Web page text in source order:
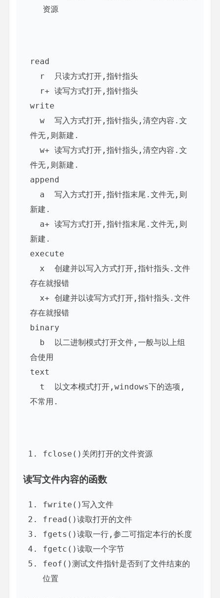
资源
read
write
件无,则新建.
件无,则新建.
append
新建.
新建.
execute
存在就报错
存在就报错
binary
合使用
text
fclose()关闭打开的文件资源
读写文件内容的函数
fwrite()写入文件
fread()读取打开的文件
fgets()读取一行,参二可指定本行的长度
fgetc()读取一个字节
feof()测试文件指针是否到了文件结束的
位置